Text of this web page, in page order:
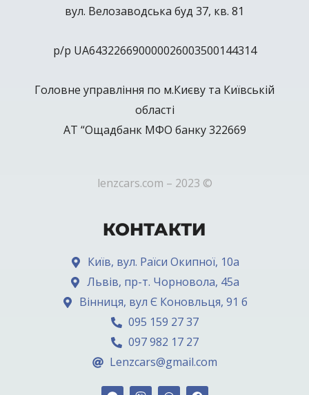
вул. Велозаводська буд 37, кв. 81
р/р UA643226690000026003500144314
Головне управління по м.Києву та Київській
області
АТ “Ощадбанк МФО банку 322669
lenzcars.com – 2023 ©
КОНТАКТИ
Київ, вул. Раїси Окипної, 10а
Львів, пр-т. Чорновола, 45а
Вінниця, вул Є Коновльця, 91 б
095 159 27 37
097 982 17 27
Lenzcars@gmail.com